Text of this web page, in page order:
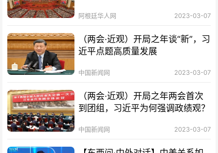
阿根廷华人网 2023-03-07
（两会·近观）开局之年谈“新”，习
近平点题高质量发展
中国新闻网 2023-03-07
（两会·近观）开局之年两会首次
到团组，习近平为何强调政绩观？
中国新闻网 2023-03-07